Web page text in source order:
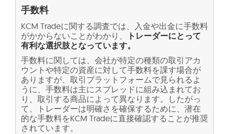
手数料
KCM Tradeに関する調査では、入金や出金に手数料
がかからないことがわかり、
トレーダーにとって
有利な選択肢となっています。
手数料に関しては、会社が特定の種類の取引アカ
ウントや特定の資産に対して手数料を課す場合が
ありますが、取引プラットフォームで見られるよ
うに、手数料は主にスプレッドに組み込まれてお
り、取引する商品によって異なります。したがっ
て、トレーダーは明確さを確保するために、潜在
的な手数料をKCM Tradeに直接確認することが推奨
されています。